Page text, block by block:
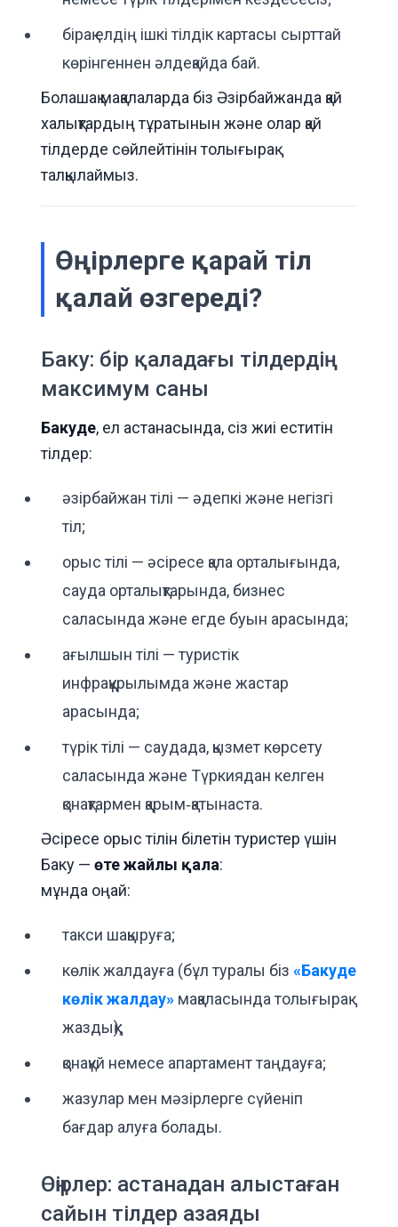
бірақ елдің ішкі тілдік картасы сырттай
көрінгеннен әлдеқайда бай.
Болашақ мақалаларда біз Әзірбайжанда қай
халықтардың тұратынын және олар қай
тілдерде сөйлейтінін толығырақ
талқылаймыз.
Өңірлерге қарай тіл
қалай өзгереді?
Баку: бір қаладағы тілдердің
максимум саны
Бакуде, ел астанасында, сіз жиі еститін
тілдер:
әзірбайжан тілі — әдепкі және негізгі
тіл;
орыс тілі — әсіресе қала орталығында,
сауда орталықтарында, бизнес
саласында және егде буын арасында;
ағылшын тілі — туристік
инфрақұрылымда және жастар
арасында;
түрік тілі — саудада, қызмет көрсету
саласында және Түркиядан келген
қонақтармен қарым‑қатынаста.
Әсіресе орыс тілін білетін туристер үшін
Баку — өте жайлы қала:
мұнда оңай:
такси шақыруға;
көлік жалдауға (бұл туралы біз «Бакуде
көлік жалдау» мақаласында толығырақ
жаздық);
қонақүй немесе апартамент таңдауға;
жазулар мен мәзірлерге сүйеніп
бағдар алуға болады.
Өңірлер: астанадан алыстаған
сайын тілдер азаяды